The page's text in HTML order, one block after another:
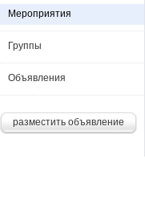
Мероприятия
Группы
Объявления
разместить объявление